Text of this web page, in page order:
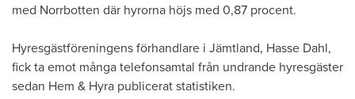
med Norrbotten där hyrorna höjs med 0,87 procent.
Hyresgästföreningens förhandlare i Jämtland, Hasse Dahl,
fick ta emot många telefonsamtal från undrande hyresgäster
sedan Hem & Hyra publicerat statistiken.